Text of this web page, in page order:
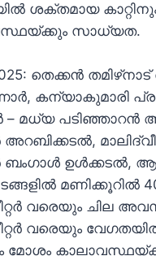
ശക്തമായ
സാധ്യത.
തെക്കൻ
കന്യാകുമാരി
– മധ്യ പടിഞ്ഞാറൻ
ബംഗാൾ ഉൾക്കടൽ,
മണിക്കൂറിൽ
വരെയും ചില
വരെയും
മോശം